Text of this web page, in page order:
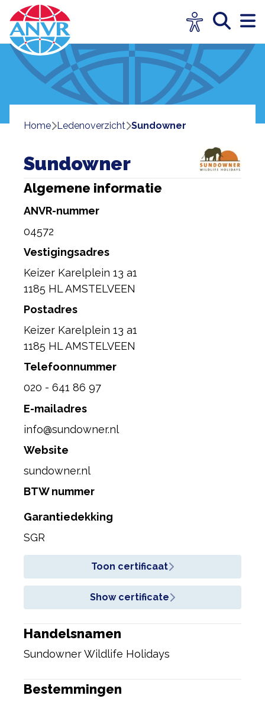
Home ledenoverzicht Sundowner
Sundowner
Algemene informatie
ANVR-nummer
04572
Vestigingsadres
Keizer Karelplein 13 a1
1185 HL AMSTELVEEN
Postadres
Keizer Karelplein 13 a1
1185 HL AMSTELVEEN
Telefoonnummer
020 - 641 86 97
E-mailadres
info@sundowner.nl
Website
sundowner.nl
BTW nummer
Garantiedekking
SGR
Toon certificaat
Show certificate
Handelsnamen
Sundowner Wildlife Holidays
Bestemmingen